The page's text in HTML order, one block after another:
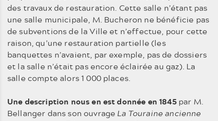
des travaux de restauration. Cette salle n’étant pas
une salle municipale, M. Bucheron ne bénéficie pas
de subventions de la Ville et n’effectue, pour cette
raison, qu’une restauration partielle (les
banquettes n’avaient, par exemple, pas de dossiers
et la salle n’était pas encore éclairée au gaz). La
salle compte alors 1 000 places.
Une description nous en est donnée en 1845par M.
Bellanger dans son ouvrageLa Touraine ancienne